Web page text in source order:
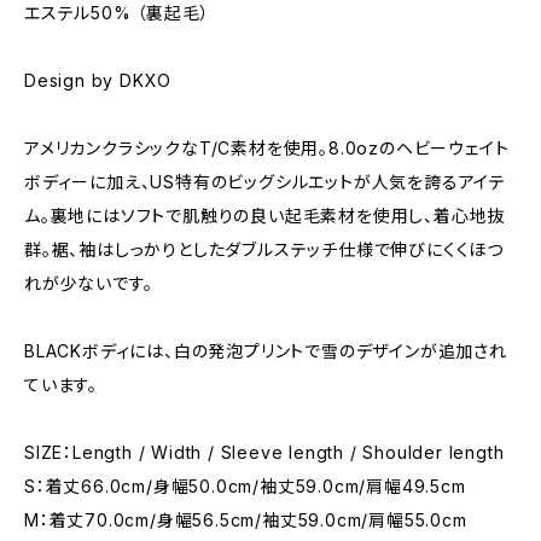
エステル50% （裏起毛）
Design by DKXO
アメリカンクラシックなT/C素材を使用。8.0ozのヘビーウェイト
ボディーに加え、US特有のビッグシルエットが人気を誇るアイテ
ム。裏地にはソフトで肌触りの良い起毛素材を使用し、着心地抜
群。裾、袖はしっかりとしたダブルステッチ仕様で伸びにくくほつ
れが少ないです。
BLACKボディには、白の発泡プリントで雪のデザインが追加され
ています。
SIZE：Length / Width / Sleeve length / Shoulder length
S：着丈66.0cm/身幅50.0cm/袖丈59.0cm/肩幅49.5cm
M：着丈70.0cm/身幅56.5cm/袖丈59.0cm/肩幅55.0cm